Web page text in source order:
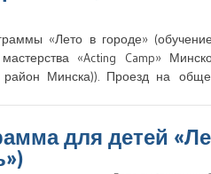
«Лето в городе»
«Acting Camp»
Минска)). Проезд на
для детей